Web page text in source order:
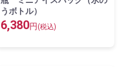
うボトル）
6,380円 (税込)